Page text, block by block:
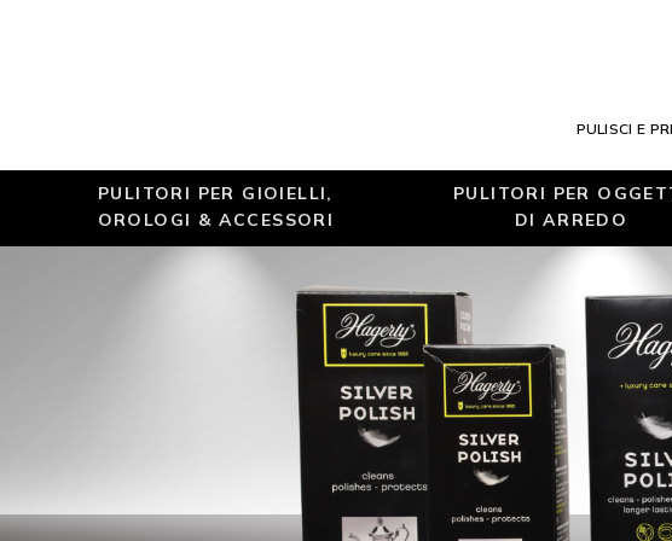
PULISCI E
PULITORI PER GIOIELLI,
OROLOGI & ACCESSORI
PULITORI PER
DI ARREDO